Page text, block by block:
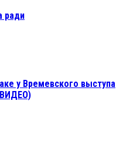
ради
у Времевского выступа